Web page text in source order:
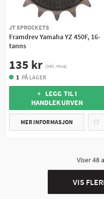
JT SPROCKETS
Framdrev Yamaha YZ 450F, 16-
tanns
135 kr (inkl. mva)
1 PÅ LAGER
+ LEGG TIL I
HANDLEKURVEN
MER INFORMASJON
Viser48
VIS